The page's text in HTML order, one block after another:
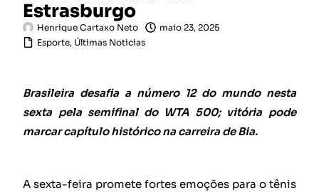
Estrasburgo
Henrique Cartaxo Neto
maio 23, 2025
Esporte, Últimas Noticias
Brasileira desafia a número 12 do mundo nesta
sexta pela semifinal do WTA 500; vitória pode
marcar capítulo histórico na carreira de Bia.
A sexta-feira promete fortes emoções para o tênis